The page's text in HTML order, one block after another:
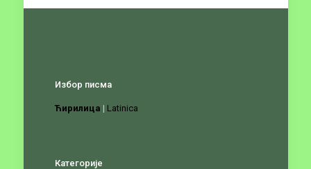
Избор писма
Ћирилица | Latinica
Категорије